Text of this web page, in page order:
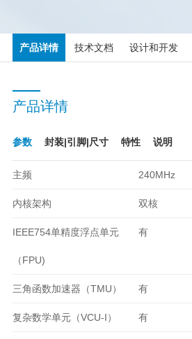
产品详情 技术文档 设计和开发
产品详情
参数 封装|引脚|尺寸 特性 说明
主频 240MHz
内核架构 双核
IEEE754单精度浮点单元
（FPU)
有
三角函数加速器（TMU） 有
复杂数学单元（VCU-I） 有